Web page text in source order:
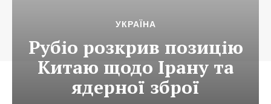
УКРАЇНА
Рубіо розкрив позицію
Китаю щодо Ірану та
ядерної зброї